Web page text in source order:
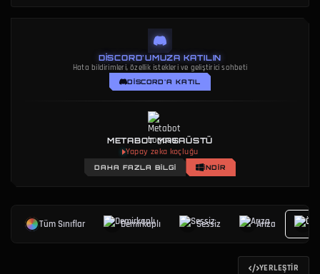
DISCORD'UMUZA KATILIN
Hata bildirimleri, özellik istekleri ve geliştirici sohbeti
DISCORD'A KATIL
METABOT MASAÜSTÜ
Yapay zeka koçluğu
DAHA FAZLA BILGI İNDIR
Tüm Sınıflar Demirkaplı Sessiz Arıza
YERLEŞTIR